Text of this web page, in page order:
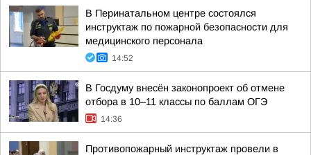
В Перинатальном центре состоялся
инструктаж по пожарной безопасности для
медицинского персонала
14:52
В Госдуму внесён законопроект об отмене
отбора в 10–11 классы по баллам ОГЭ
14:36
Противопожарный инструктаж провели в